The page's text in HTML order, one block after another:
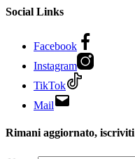
Social Links
Facebook
Instagram
TikTok
Mail
Rimani aggiornato, iscriviti